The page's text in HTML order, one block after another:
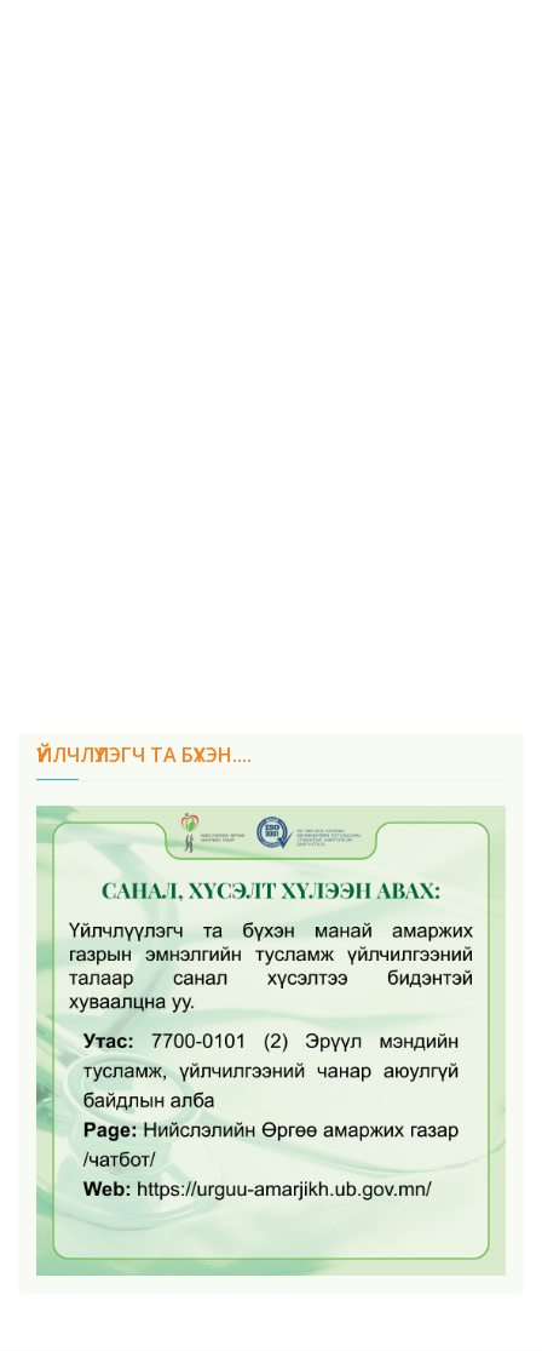
ҮЙЛЧЛҮҮЛЭГЧ ТА БҮХЭН....